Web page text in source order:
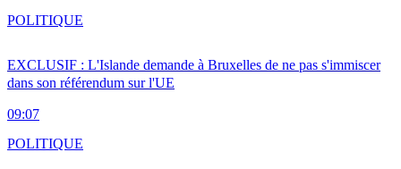
EXCLUSIF : L'Islande demande à Bruxelles de ne pas s'immiscer
dans son référendum sur l'UE
09:07
POLITIQUE
POLITIQUE